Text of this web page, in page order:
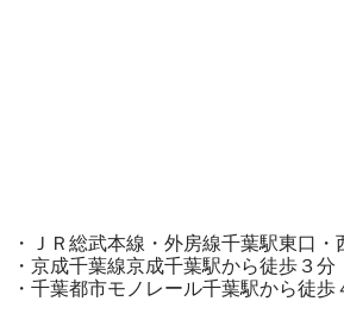
・ＪＲ総武本線・外房線千葉駅東口
・京成千葉線京成千葉駅から徒歩３分
・千葉都市モノレール千葉駅から徒歩